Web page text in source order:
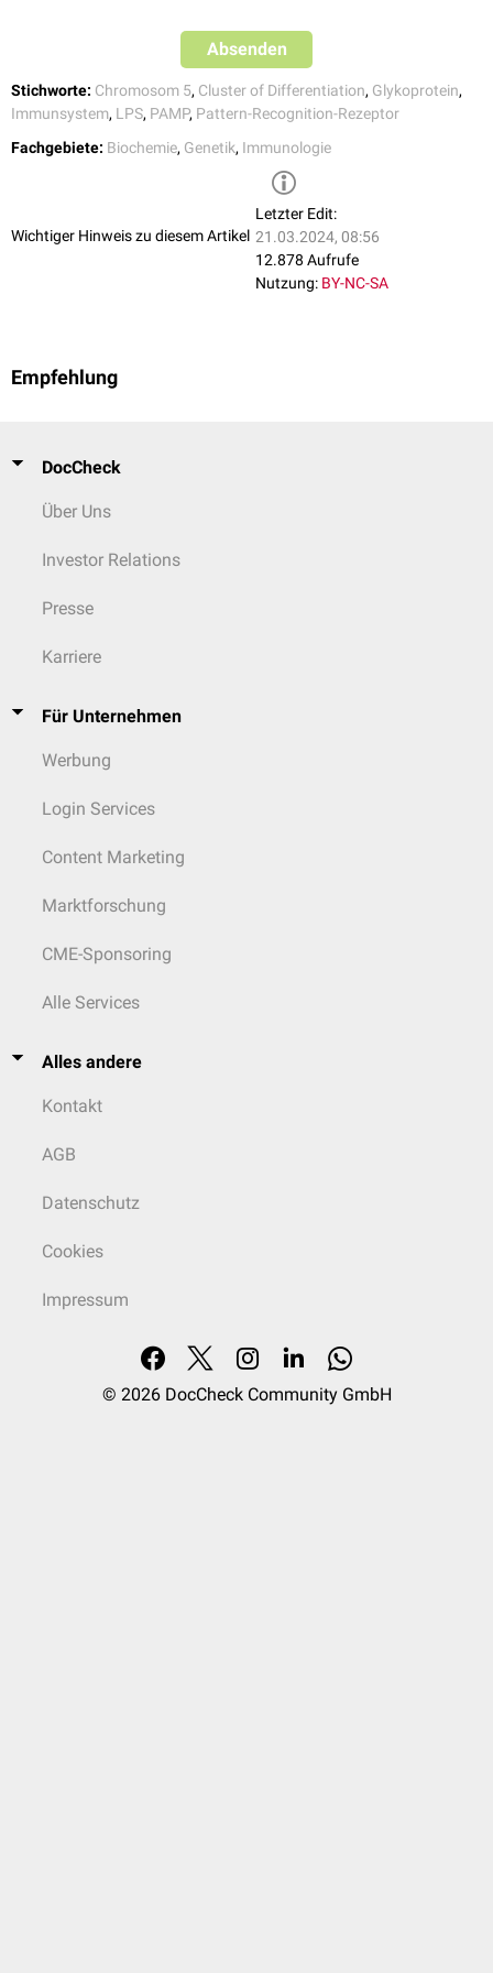
Absenden
Stichworte: Chromosom 5, Cluster of Differentiation, Glykoprotein,
Immunsystem, LPS, PAMP, Pattern-Recognition-Rezeptor
Fachgebiete: Biochemie, Genetik, Immunologie
Wichtiger Hinweis zu diesem Artikel
Letzter Edit:
21.03.2024, 08:56
12.878 Aufrufe
Nutzung: BY-NC-SA
Empfehlung
DocCheck
Über Uns
Investor Relations
Presse
Karriere
Für Unternehmen
Werbung
Login Services
Content Marketing
Marktforschung
CME-Sponsoring
Alle Services
Alles andere
Kontakt
AGB
Datenschutz
Cookies
Impressum
© 2026 DocCheck Community GmbH